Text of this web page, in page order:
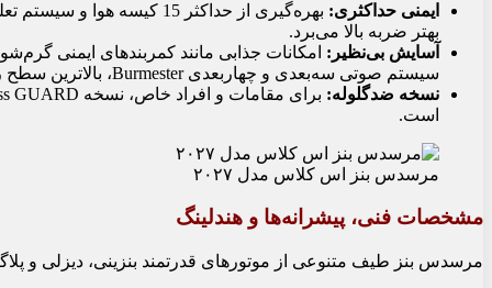
ایمنی حداکثری: بهره‌گیری از حداکثر 15 کیسه هوا و سیستم
بهتر ضربه بالا می‌برد.
آسایش بی‌نظیر: امکانات جذابی مانند کمربندهای ایمنی
سیستم صوتی سه‌بعدی و چهاربعدی Burmester، بالاترین سطح راحتی را برای سرنشینان تضمین می‌کنند.
نسخه ضدگلوله:
است.
مرسدس بنز اس کلاس مدل ۲۰۲۷
مشخصات فنی، پیشرانه‌ها و هندلینگ
مرسدس بنز طیف متنوعی از موتورهای قدرتمند بنزینی، دیزلی و